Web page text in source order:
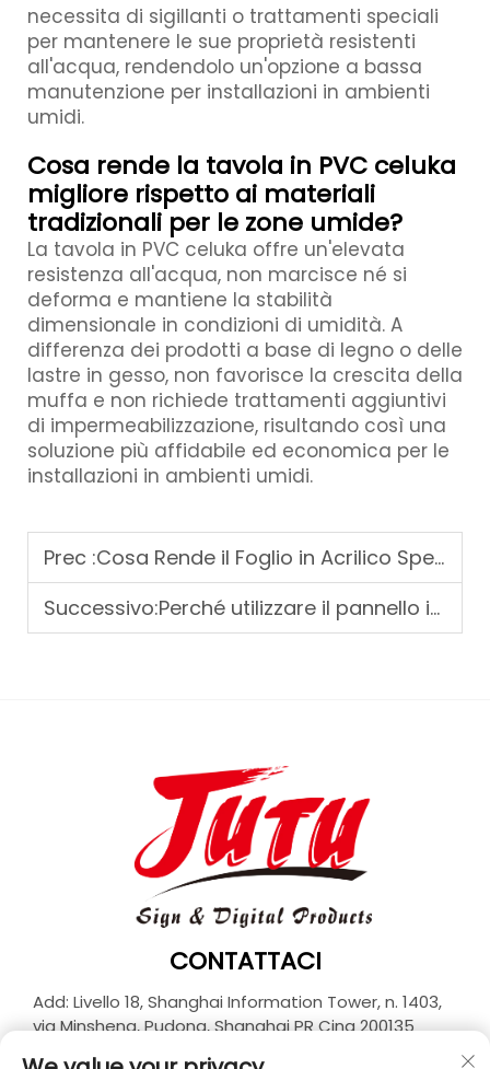
necessita di sigillanti o trattamenti speciali
per mantenere le sue proprietà resistenti
all'acqua, rendendolo un'opzione a bassa
manutenzione per installazioni in ambienti
umidi.
Cosa rende la tavola in PVC celuka
migliore rispetto ai materiali
tradizionali per le zone umide?
La tavola in PVC celuka offre un'elevata
resistenza all'acqua, non marcisce né si
deforma e mantiene la stabilità
dimensionale in condizioni di umidità. A
differenza dei prodotti a base di legno o delle
lastre in gesso, non favorisce la crescita della
muffa e non richiede trattamenti aggiuntivi
di impermeabilizzazione, risultando così una
soluzione più affidabile ed economica per le
installazioni in ambienti umidi.
Prec :Cosa Rende il Foglio in Acrilico Specchiato Leggero e Durevole
Successivo:Perché utilizzare il pannello in schiuma PVC nel design di mobili e pubblicità
CONTATTACI
Add: Livello 18, Shanghai Information Tower, n. 1403,
via Minsheng, Pudong, Shanghai PR Cina 200135
Tel: +86-21-33927426